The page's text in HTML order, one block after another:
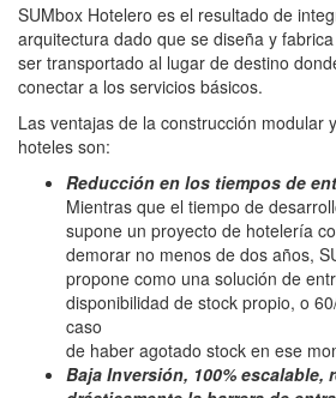
SUMbox Hotelero es el resultado de
arquitectura dado que se diseña y
ser transportado al lugar de destino
conectar a los servicios básicos.
Las ventajas de la construcción modular
hoteles son:
Reducción en los tiempos de
Mientras que el tiempo de
supone un proyecto de hotelería
demorar no menos de dos años,
propone como una solución de
disponibilidad de stock propio, o
caso
de haber agotado stock en ese
Baja Inversión, 100% escalable,